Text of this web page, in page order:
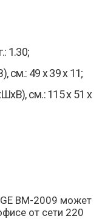
1.30;
см.: 49 x 39 x 11;
см.: 115 x 51 x
BM-2009 может
от сети 220